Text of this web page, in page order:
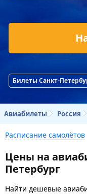
Билеты Санкт-
Авиабилеты Россия
Расписание самолётов
Цены на
Петербург
Найти дешевые